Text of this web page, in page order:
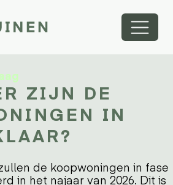
ZIJN DE
IN
de koopwoningen in fase
in het najaar van 2026. Dit is